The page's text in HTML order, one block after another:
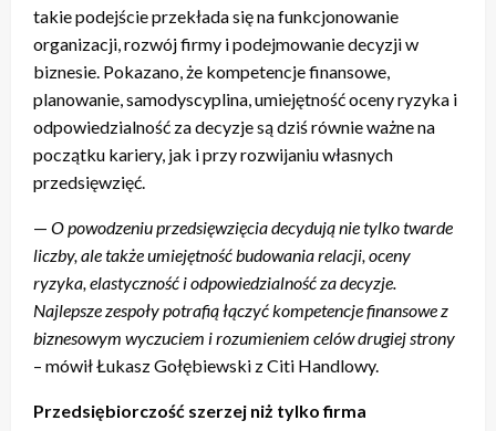
takie podejście przekłada się na funkcjonowanie
organizacji, rozwój firmy i podejmowanie decyzji w
biznesie. Pokazano, że kompetencje finansowe,
planowanie, samodyscyplina, umiejętność oceny ryzyka i
odpowiedzialność za decyzje są dziś równie ważne na
początku kariery, jak i przy rozwijaniu własnych
przedsięwzięć.
— O powodzeniu przedsięwzięcia decydują nie tylko twarde
liczby, ale także umiejętność budowania relacji, oceny
ryzyka, elastyczność i odpowiedzialność za decyzje.
Najlepsze zespoły potrafią łączyć kompetencje finansowe z
biznesowym wyczuciem i rozumieniem celów drugiej strony
– mówił Łukasz Gołębiewski z Citi Handlowy.
Przedsiębiorczość szerzej niż tylko firma